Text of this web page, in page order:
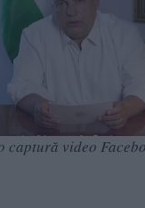
captură video